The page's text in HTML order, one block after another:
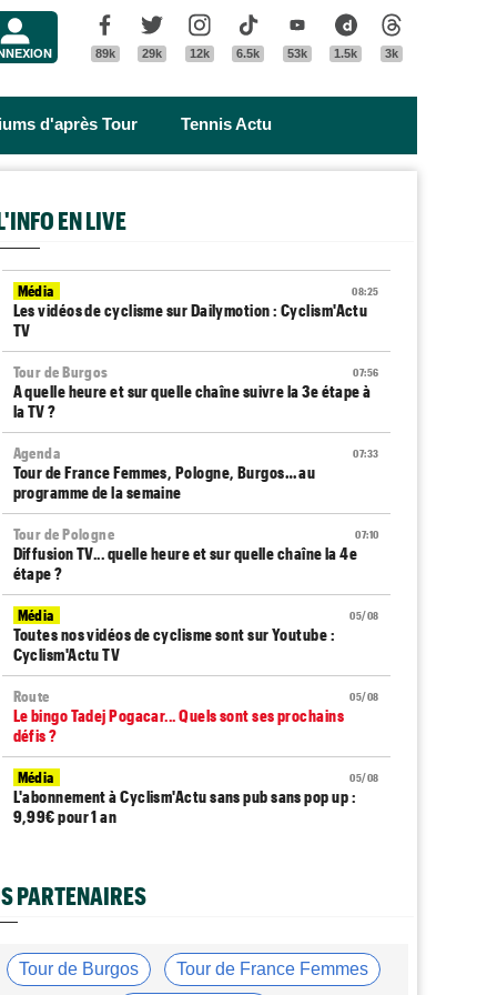
Facebook
89k
Twitter
29k
Instagram
12k
Tik Tok
6.5k
Youtube
53k
Dailymotion
1.5k 3k
d'après Tour Tennis Actu
EN LIVE
08:25
Média
Les vidéos de cyclisme sur Dailymotion : Cyclism'Actu
TV
07:56
Tour de Burgos
A quelle heure et sur quelle chaîne suivre la 3e étape à
la TV ?
07:33
Agenda
Tour de France Femmes, Pologne, Burgos… au
programme de la semaine
07:10
Tour de Pologne
Diffusion TV... quelle heure et sur quelle chaîne la 4e
étape ?
05/08
Média
Toutes nos vidéos de cyclisme sont sur Youtube :
Cyclism'Actu TV
05/08
Route
Le bingo Tadej Pogacar... Quels sont ses prochains
défis ?
05/08
Média
L'abonnement à Cyclism'Actu sans pub sans pop up :
9,99€ pour 1 an
être une corvée..."
Cyclism’Actu recrute des rédacteurs… si ça vous
intéresse, c'est ici !
PARTENAIRES
Tour de Burgos Tour de France Femmes